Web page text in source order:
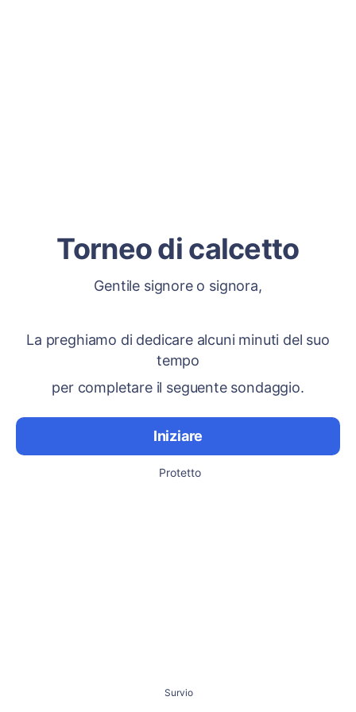
Torneo di calcetto
Gentile signore o signora,
La preghiamo di dedicare alcuni minuti del suo
tempo
per completare il seguente sondaggio.
Iniziare
Protetto
Survio